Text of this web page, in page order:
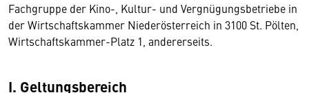
Fachgruppe der Kino-, Kultur- und Vergnügungsbetriebe in
der Wirtschaftskammer Niederösterreich in 3100 St. Pölten,
Wirtschaftskammer-Platz 1, andererseits.
I. Geltungsbereich